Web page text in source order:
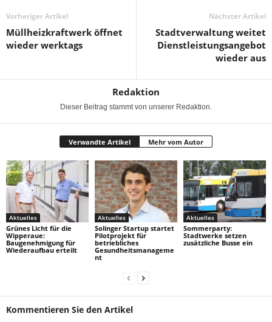
Vorheriger Artikel
Müllheizkraftwerk öffnet
wieder werktags
Nächster Artikel
Stadtverwaltung weitet
Dienstleistungsangebot
wieder aus
Redaktion
Dieser Beitrag stammt von unserer Redaktion.
Verwandte Artikel Mehr vom Autor
Aktuelles
Grünes Licht für die
Wipperaue:
Baugenehmigung für
Wiederaufbau erteilt
Aktuelles
Solinger Startup startet
Pilotprojekt für
betriebliches
Gesundheitsmanageme
nt
Aktuelles
Sommerparty:
Stadtwerke setzen
zusätzliche Busse ein
Kommentieren Sie den Artikel